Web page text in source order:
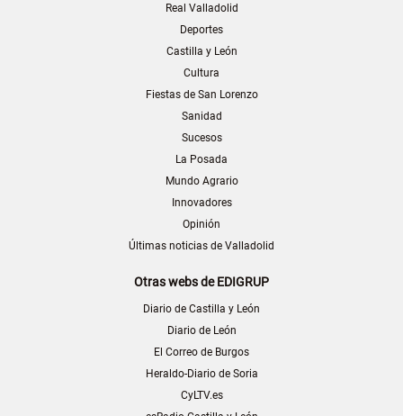
Real Valladolid
Deportes
Castilla y León
Cultura
Fiestas de San Lorenzo
Sanidad
Sucesos
La Posada
Mundo Agrario
Innovadores
Opinión
Últimas noticias de Valladolid
Otras webs de EDIGRUP
Diario de Castilla y León
Diario de León
El Correo de Burgos
Heraldo-Diario de Soria
CyLTV.es